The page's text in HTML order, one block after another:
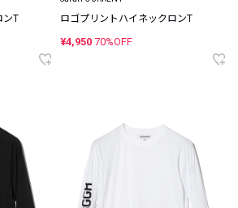
ンT ロゴプリントハイネックロンT
¥4,950 70%OFF